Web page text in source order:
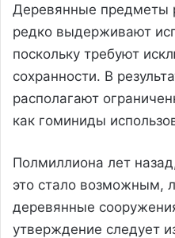
Деревянные предметы
редко выдерживают
поскольку требуют
сохранности. В
располагают
как гоминиды
Полмиллиона лет
это стало возможным,
деревянные
утверждение следует